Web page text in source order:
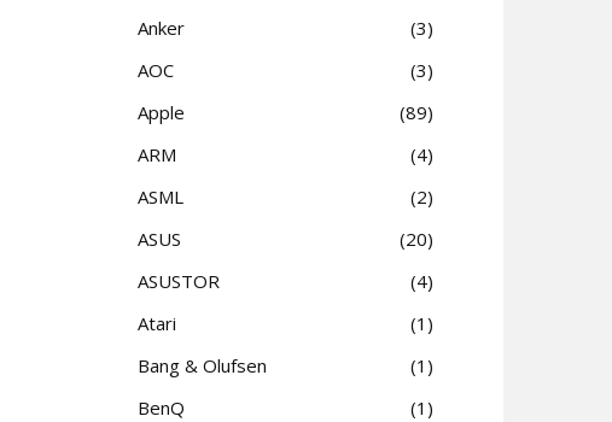
Anker
3
AOC
3
Apple
89
ARM
4
ASML
2
ASUS
20
ASUSTOR
4
Atari
1
Bang & Olufsen
1
BenQ
1